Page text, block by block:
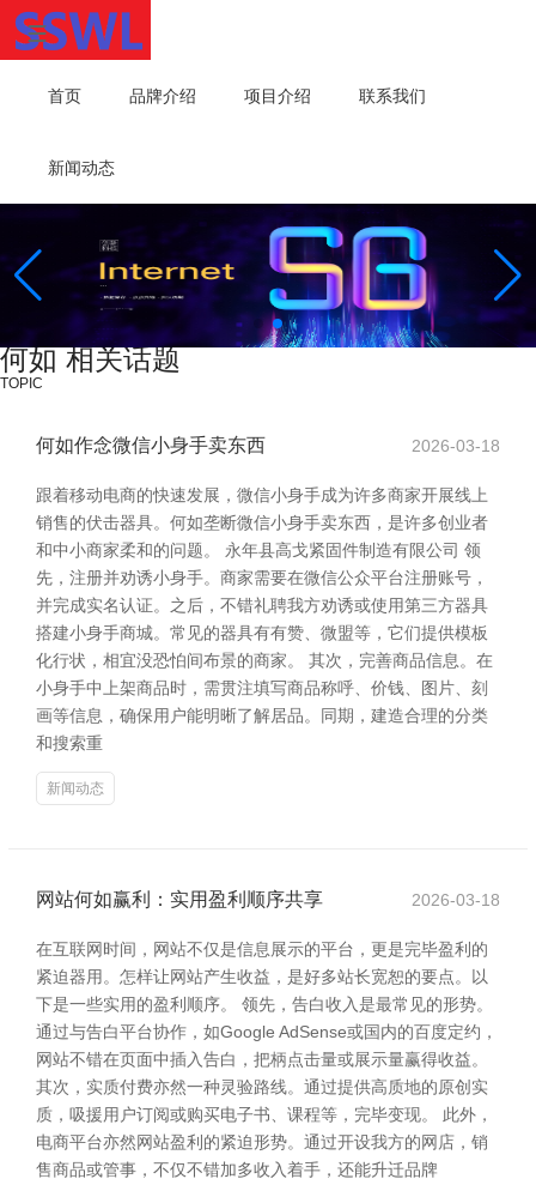
首页 品牌介绍 项目介绍 联系我们
新闻动态
何如 相关话题
TOPIC
何如作念微信小身手卖东西 2026-03-18
跟着移动电商的快速发展，微信小身手成为许多商家开展线上
销售的伏击器具。何如垄断微信小身手卖东西，是许多创业者
和中小商家柔和的问题。 永年县高戈紧固件制造有限公司 领
先，注册并劝诱小身手。商家需要在微信公众平台注册账号，
并完成实名认证。之后，不错礼聘我方劝诱或使用第三方器具
搭建小身手商城。常见的器具有有赞、微盟等，它们提供模板
化行状，相宜没恐怕间布景的商家。 其次，完善商品信息。在
小身手中上架商品时，需贯注填写商品称呼、价钱、图片、刻
画等信息，确保用户能明晰了解居品。同期，建造合理的分类
和搜索重
新闻动态
网站何如赢利：实用盈利顺序共享 2026-03-18
在互联网时间，网站不仅是信息展示的平台，更是完毕盈利的
紧迫器用。怎样让网站产生收益，是好多站长宽恕的要点。以
下是一些实用的盈利顺序。 领先，告白收入是最常见的形势。
通过与告白平台协作，如Google AdSense或国内的百度定约，
网站不错在页面中插入告白，把柄点击量或展示量赢得收益。
其次，实质付费亦然一种灵验路线。通过提供高质地的原创实
质，吸援用户订阅或购买电子书、课程等，完毕变现。 此外，
电商平台亦然网站盈利的紧迫形势。通过开设我方的网店，销
售商品或管事，不仅不错加多收入着手，还能升迁品牌